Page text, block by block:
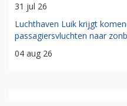
31 jul 26
Luchthaven Luik krijgt
passagiersvluchten naar
04 aug 26